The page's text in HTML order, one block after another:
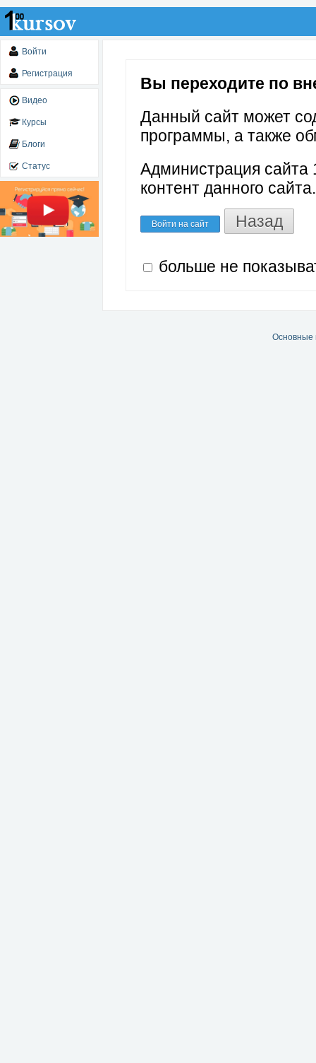
Войти
Регистрация
Видео
Курсы
Блоги
Статус
Вы переходите по
Данный сайт может
программы, а также
Администрация сайта
контент данного сайта.
Войти на сайт Назад
больше не
Основные